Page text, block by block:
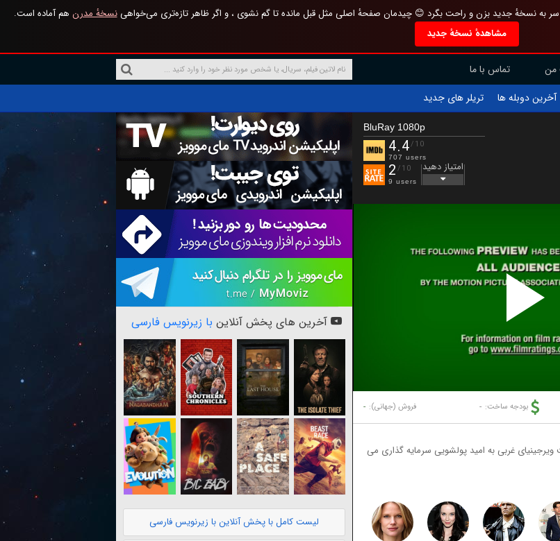
سر به نسخهٔ جدید بزن و راحت بگرد 😊 چیدمان صفحهٔ اصلی مثل قبل مانده تا گم نشوی ، و اگر ظاهر تازه‌تری می‌خواهینسخهٔ مدرن هم آماده است.
مشاهدهٔ نسخهٔ جدید
من
تماس با ما
آخرین دوبله ها تریلر های جدید
BluRay 1080p
4.4/10
707 users
2 /10
9 users
امتیاز دهید
بودجه ساخت: - فروش (جهانی): -
غربی به امید پولشویی سرمایه گذاری می
آخرین های پخش آنلاین با زیرنویس فارسی
لیست کامل با پخش آنلاین با زیرنویس فارسی